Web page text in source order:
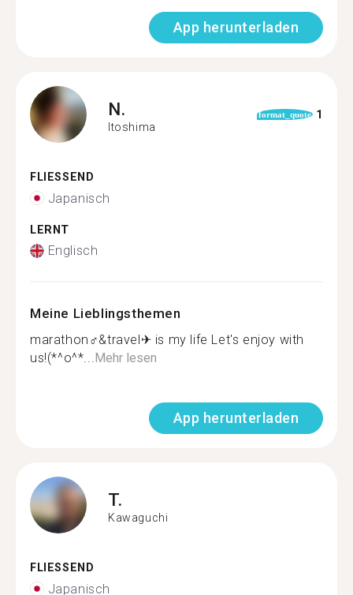
App herunterladen
N.
Itoshima
format_quote 1
FLIESSEND
Japanisch
LERNT
Englisch
Meine Lieblingsthemen
marathon‍♂️&travel✈︎ is my life Let's enjoy with
us!(*^o^*...Mehr lesen
App herunterladen
T.
Kawaguchi
FLIESSEND
Japanisch